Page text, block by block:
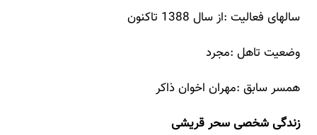
سالهای فعالیت :از سال 1388 تاکنون
وضعیت تاهل :مجرد
همسر سابق :مهران اخوان ذاکر
زندگی شخصی سحر قریشی